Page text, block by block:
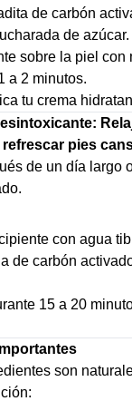
de carbón
de azúcar.
sobre la piel con
a 2 minutos.
tu crema
refrescar pies
de un día largo
con agua
de carbón
15 a 20
son